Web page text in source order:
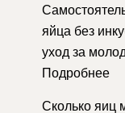
яйца без
уход за
Подробнее
Сколько яиц